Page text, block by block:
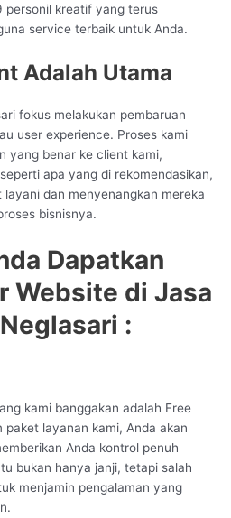
kreatif yang terus
service terbaik untuk Anda.
Adalah Utama
fokus melakukan pembaruan
user experience. Proses kami
yang benar ke client kami,
apa yang di rekomendasikan,
dan menyenangkan mereka
bisnisnya.
Dapatkan
Website di Jasa
:
kami banggakan adalah Free
paket layanan kami, Anda akan
Anda kontrol penuh
bukan hanya janji, tetapi salah
menjamin pengalaman yang